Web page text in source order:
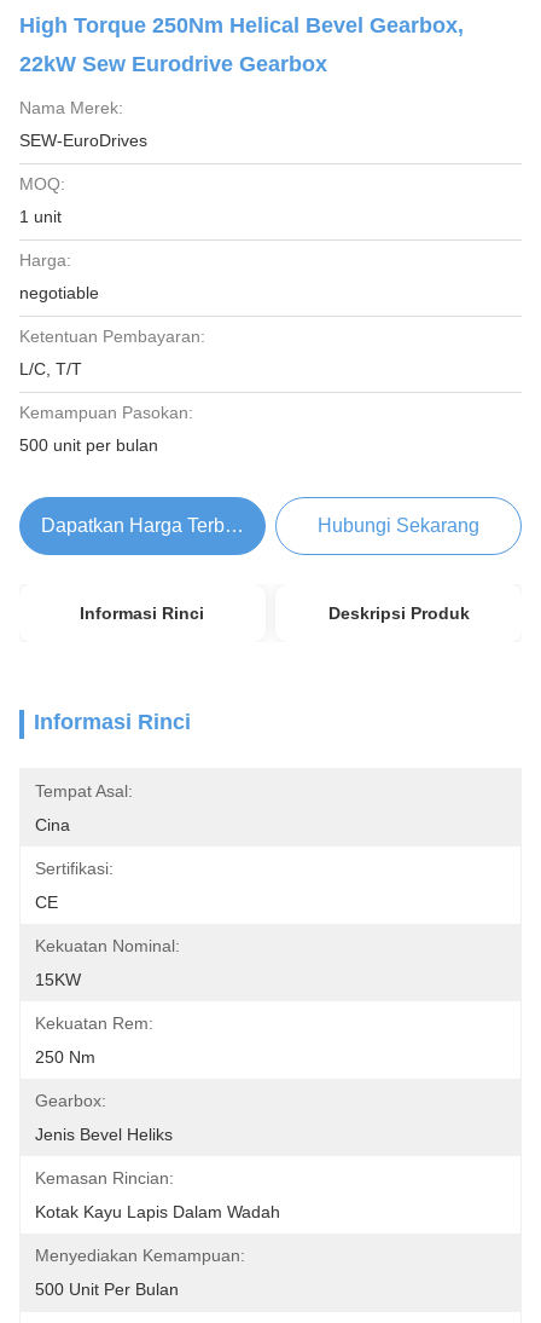
High Torque 250Nm Helical Bevel Gearbox,
22kW Sew Eurodrive Gearbox
Nama Merek:
SEW-EuroDrives
MOQ:
1 unit
Harga:
negotiable
Ketentuan Pembayaran:
L/C, T/T
Kemampuan Pasokan:
500 unit per bulan
Dapatkan Harga Terbaik Hubungi Sekarang
Informasi Rinci Deskripsi Produk
Informasi Rinci
Tempat Asal:
Cina
Sertifikasi:
CE
Kekuatan Nominal:
15KW
Kekuatan Rem:
250 Nm
Gearbox:
Jenis Bevel Heliks
Kemasan Rincian:
Kotak Kayu Lapis Dalam Wadah
Menyediakan Kemampuan:
500 Unit Per Bulan